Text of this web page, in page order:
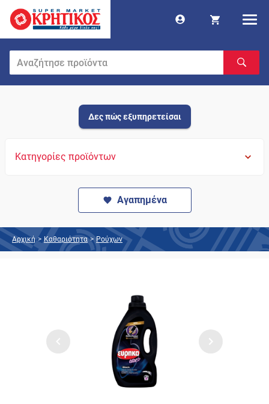
Δες πώς εξυπηρετείσαι
Κατηγορίες προϊόντων
Αγαπημένα
Αρχική > Καθαριότητα > Ρούχων